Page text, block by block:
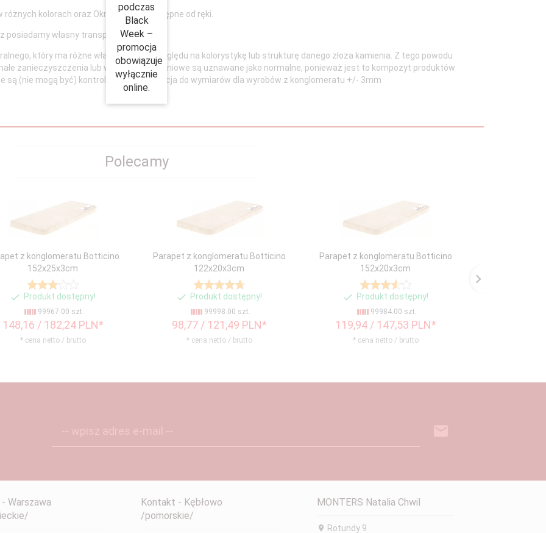
kolorach oraz Okna typowe dostępne od ręki.
własny transport.
który ma różne właściwości ze względu na kolorystykę lub strukturę danego złoża kamienia. Z tego powodu
zanieczyszczenia lub wady powierzchniowe są uznawane jako normalne, ponieważ jest to kompozyt produktów
są (nie mogą być) kontrolowane. Tolerancja do wymiarów dla wyrobów z konglomeratu +/- 3mm
Polecamy
z konglomeratu Botticino
152x25x3cm
Produkt dostępny!
99967.00 szt.
148,16 / 182,24 PLN*
* cena netto / brutto
Parapet z konglomeratu Botticino
122x20x3cm
Produkt dostępny!
99998.00 szt.
98,77 / 121,49 PLN*
* cena netto / brutto
Parapet z konglomeratu Botticino
152x20x3cm
Produkt dostępny!
99984.00 szt.
119,94 / 147,53 PLN*
* cena netto / brutto
Warszawa
Kontakt - Kębłowo
/pomorskie/
MONTERS Natalia Chwil
Rotundy 9
podczas
Black
Week –
promocja
obowiązuje
wyłącznie
online.